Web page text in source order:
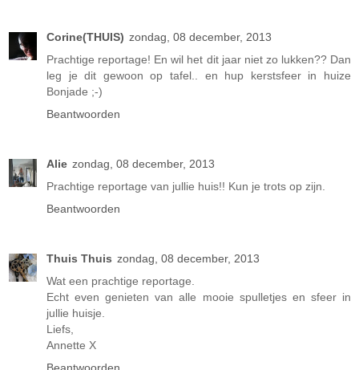
Corine(THUIS) zondag, 08 december, 2013
Prachtige reportage! En wil het dit jaar niet zo lukken?? Dan
leg je dit gewoon op tafel.. en hup kerstsfeer in huize
Bonjade ;-)
Beantwoorden
Alie zondag, 08 december, 2013
Prachtige reportage van jullie huis!! Kun je trots op zijn.
Beantwoorden
Thuis Thuis zondag, 08 december, 2013
Wat een prachtige reportage.
Echt even genieten van alle mooie spulletjes en sfeer in
jullie huisje.
Liefs,
Annette X
Beantwoorden